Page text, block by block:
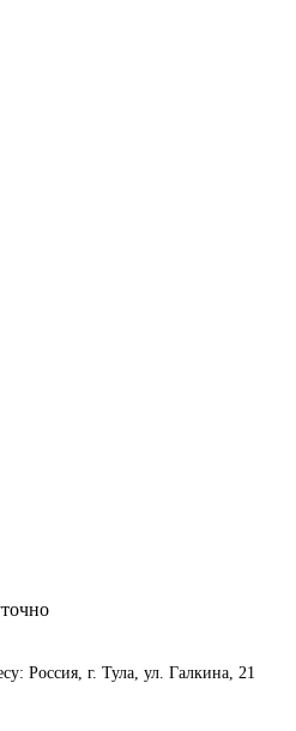
Россия, г. Тула, ул. Галкина, 21